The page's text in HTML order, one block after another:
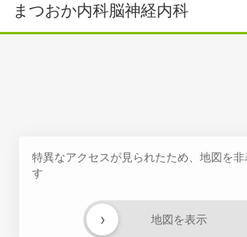
まつおか内科脳神経内科
特異なアクセスが見られたため、地図を非
す
地図を表示
›